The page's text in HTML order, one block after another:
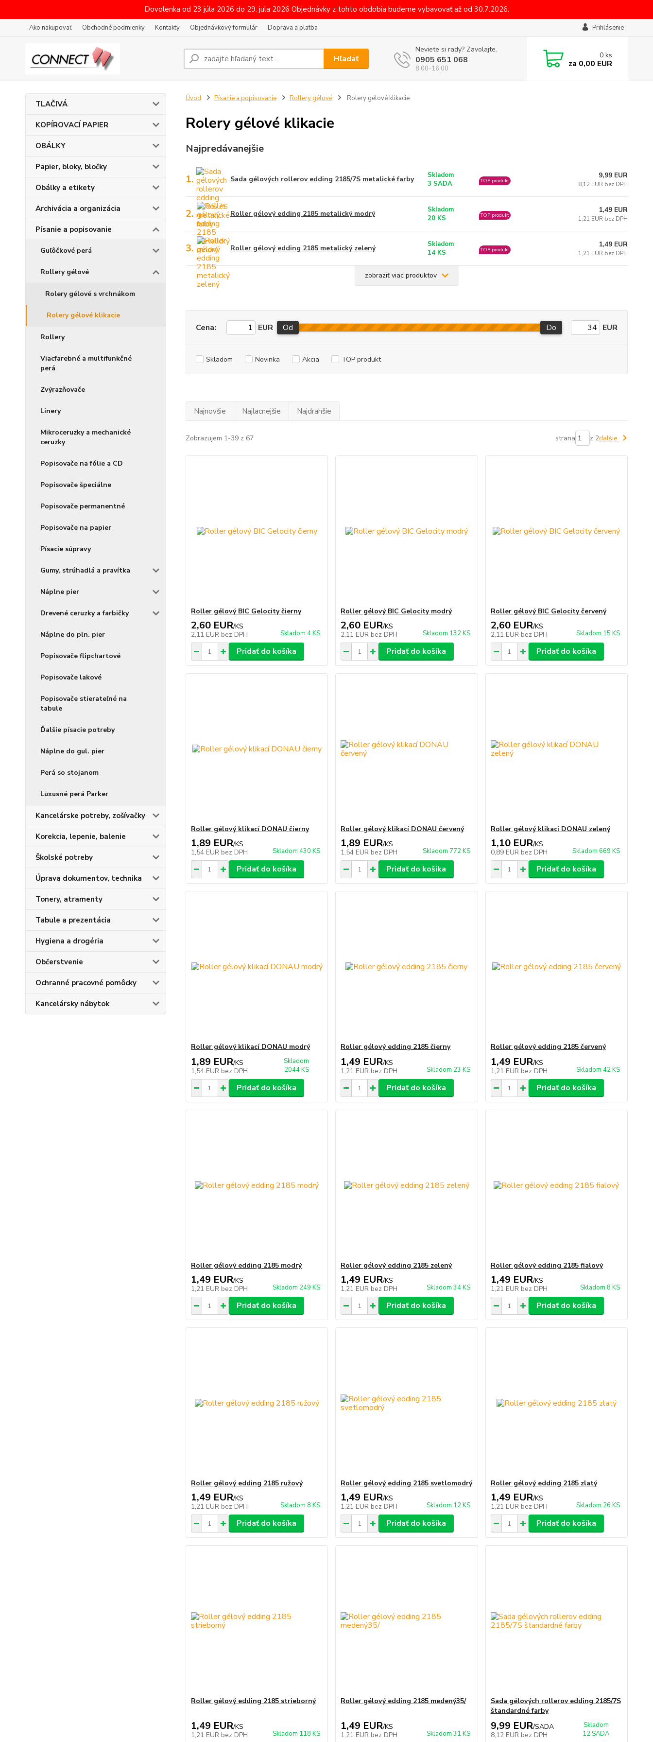
Dovolenka od 23 júla 2026 do 29. jula 2026 Objednávky z tohto obdobia budeme vybavovať až od 30.7.2026.
Ako nakupovať Obchodné podmienky Kontakty Objednávkový formulár Doprava a platba Prihlásenie
Hľadať
Neviete si rady? Zavolajte.
0905 651 068
8.00-16.00
0 ks
za 0,00 EUR
TLAČIVÁ
KOPÍROVACÍ PAPIER
OBÁLKY
Papier, bloky, bločky
Obálky a etikety
Archivácia a organizácia
Písanie a popisovanie
Guľôčkové perá
Rollery gélové
Rolery gélové s vrchnákom
Rolery gélové klikacie
Rollery
Viacfarebné a multifunkčné
perá
Zvýrazňovače
Linery
Mikroceruzky a mechanické
ceruzky
Popisovače na fólie a CD
Popisovače špeciálne
Popisovače permanentné
Popisovače na papier
Písacie súpravy
Gumy, strúhadlá a pravítka
Náplne pier
Drevené ceruzky a farbičky
Náplne do pln. pier
Popisovače flipchartové
Popisovače lakové
Popisovače stierateľné na
tabule
Ďalšie písacie potreby
Náplne do gul. pier
Perá so stojanom
Luxusné perá Parker
Kancelárske potreby, zošívačky
Korekcia, lepenie, balenie
Školské potreby
Úprava dokumentov, technika
Tonery, atramenty
Tabule a prezentácia
Hygiena a drogéria
Občerstvenie
Ochranné pracovné pomôcky
Kancelársky nábytok
Úvod Písanie a popisovanie Rollery gélové Rolery gélové klikacie
Rolery gélové klikacie
Najpredávanejšie
1. Sada gélových rollerov edding 2185/7S metalické farby
Skladom
3 SADA
TOP produkt
9,99 EUR
8,12 EUR bez DPH
2. Roller gélový edding 2185 metalický modrý
Skladom
20 KS
TOP produkt
1,49 EUR
1,21 EUR bez DPH
3. Roller gélový edding 2185 metalický zelený
Skladom
14 KS
TOP produkt
1,49 EUR
1,21 EUR bez DPH
zobraziť viac produktov
Cena: EUR Od Do EUR
Skladom Novinka Akcia TOP produkt
Najnovšie Najlacnejšie Najdrahšie
Zobrazujem 1-39 z 67 strana z 2ďalšie
Roller gélový BIC Gelocity čierny
2,60 EUR/KS
2,11 EUR bez DPH Skladom 4 KS
Pridať do košíka
Roller gélový BIC Gelocity modrý
2,60 EUR/KS
2,11 EUR bez DPH Skladom 132 KS
Pridať do košíka
Roller gélový BIC Gelocity červený
2,60 EUR/KS
2,11 EUR bez DPH Skladom 15 KS
Pridať do košíka
Roller gélový klikací DONAU čierny
1,89 EUR/KS
1,54 EUR bez DPH Skladom 430 KS
Pridať do košíka
Roller gélový klikací DONAU červený
1,89 EUR/KS
1,54 EUR bez DPH Skladom 772 KS
Pridať do košíka
Roller gélový klikací DONAU zelený
1,10 EUR/KS
0,89 EUR bez DPH Skladom 669 KS
Pridať do košíka
Roller gélový klikací DONAU modrý
1,89 EUR/KS
1,54 EUR bez DPH
Skladom
2044 KS
Pridať do košíka
Roller gélový edding 2185 čierny
1,49 EUR/KS
1,21 EUR bez DPH Skladom 23 KS
Pridať do košíka
Roller gélový edding 2185 červený
1,49 EUR/KS
1,21 EUR bez DPH Skladom 42 KS
Pridať do košíka
Roller gélový edding 2185 modrý
1,49 EUR/KS
1,21 EUR bez DPH Skladom 249 KS
Pridať do košíka
Roller gélový edding 2185 zelený
1,49 EUR/KS
1,21 EUR bez DPH Skladom 34 KS
Pridať do košíka
Roller gélový edding 2185 fialový
1,49 EUR/KS
1,21 EUR bez DPH Skladom 8 KS
Pridať do košíka
Roller gélový edding 2185 ružový
1,49 EUR/KS
1,21 EUR bez DPH Skladom 8 KS
Pridať do košíka
Roller gélový edding 2185 svetlomodrý
1,49 EUR/KS
1,21 EUR bez DPH Skladom 12 KS
Pridať do košíka
Roller gélový edding 2185 zlatý
1,49 EUR/KS
1,21 EUR bez DPH Skladom 26 KS
Pridať do košíka
Roller gélový edding 2185 strieborný
1,49 EUR/KS
1,21 EUR bez DPH Skladom 118 KS
Roller gélový edding 2185 medený35/
1,49 EUR/KS
1,21 EUR bez DPH Skladom 31 KS
Sada gélových rollerov edding 2185/7S
štandardné farby
9,99 EUR/SADA
8,12 EUR bez DPH
Skladom
12 SADA